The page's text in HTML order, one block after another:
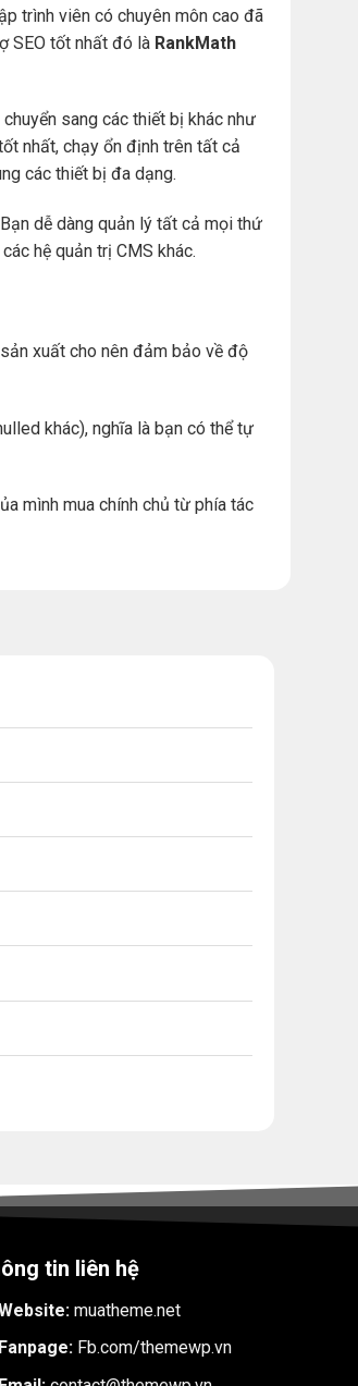
trình viên có chuyên môn cao đã
SEO tốt nhất đó là RankMath
sang các thiết bị khác như
nhất, chạy ổn định trên tất cả
các thiết bị đa dạng.
dễ dàng quản lý tất cả mọi thứ
hệ quản trị CMS khác.
xuất cho nên đảm bảo về độ
khác), nghĩa là bạn có thể tự
mình mua chính chủ từ phía tác
tin liên hệ
muatheme.net
Fanpage: Fb.com/themewp.vn